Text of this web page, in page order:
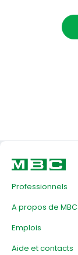
Professionnels
A propos de MBC
Emplois
Aide et contacts